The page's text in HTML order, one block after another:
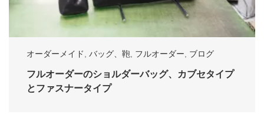
オーダーメイド バッグ、鞄 フルオーダー ブログ
フルオーダーのショルダーバッグ、カブセタイプ
とファスナータイプ